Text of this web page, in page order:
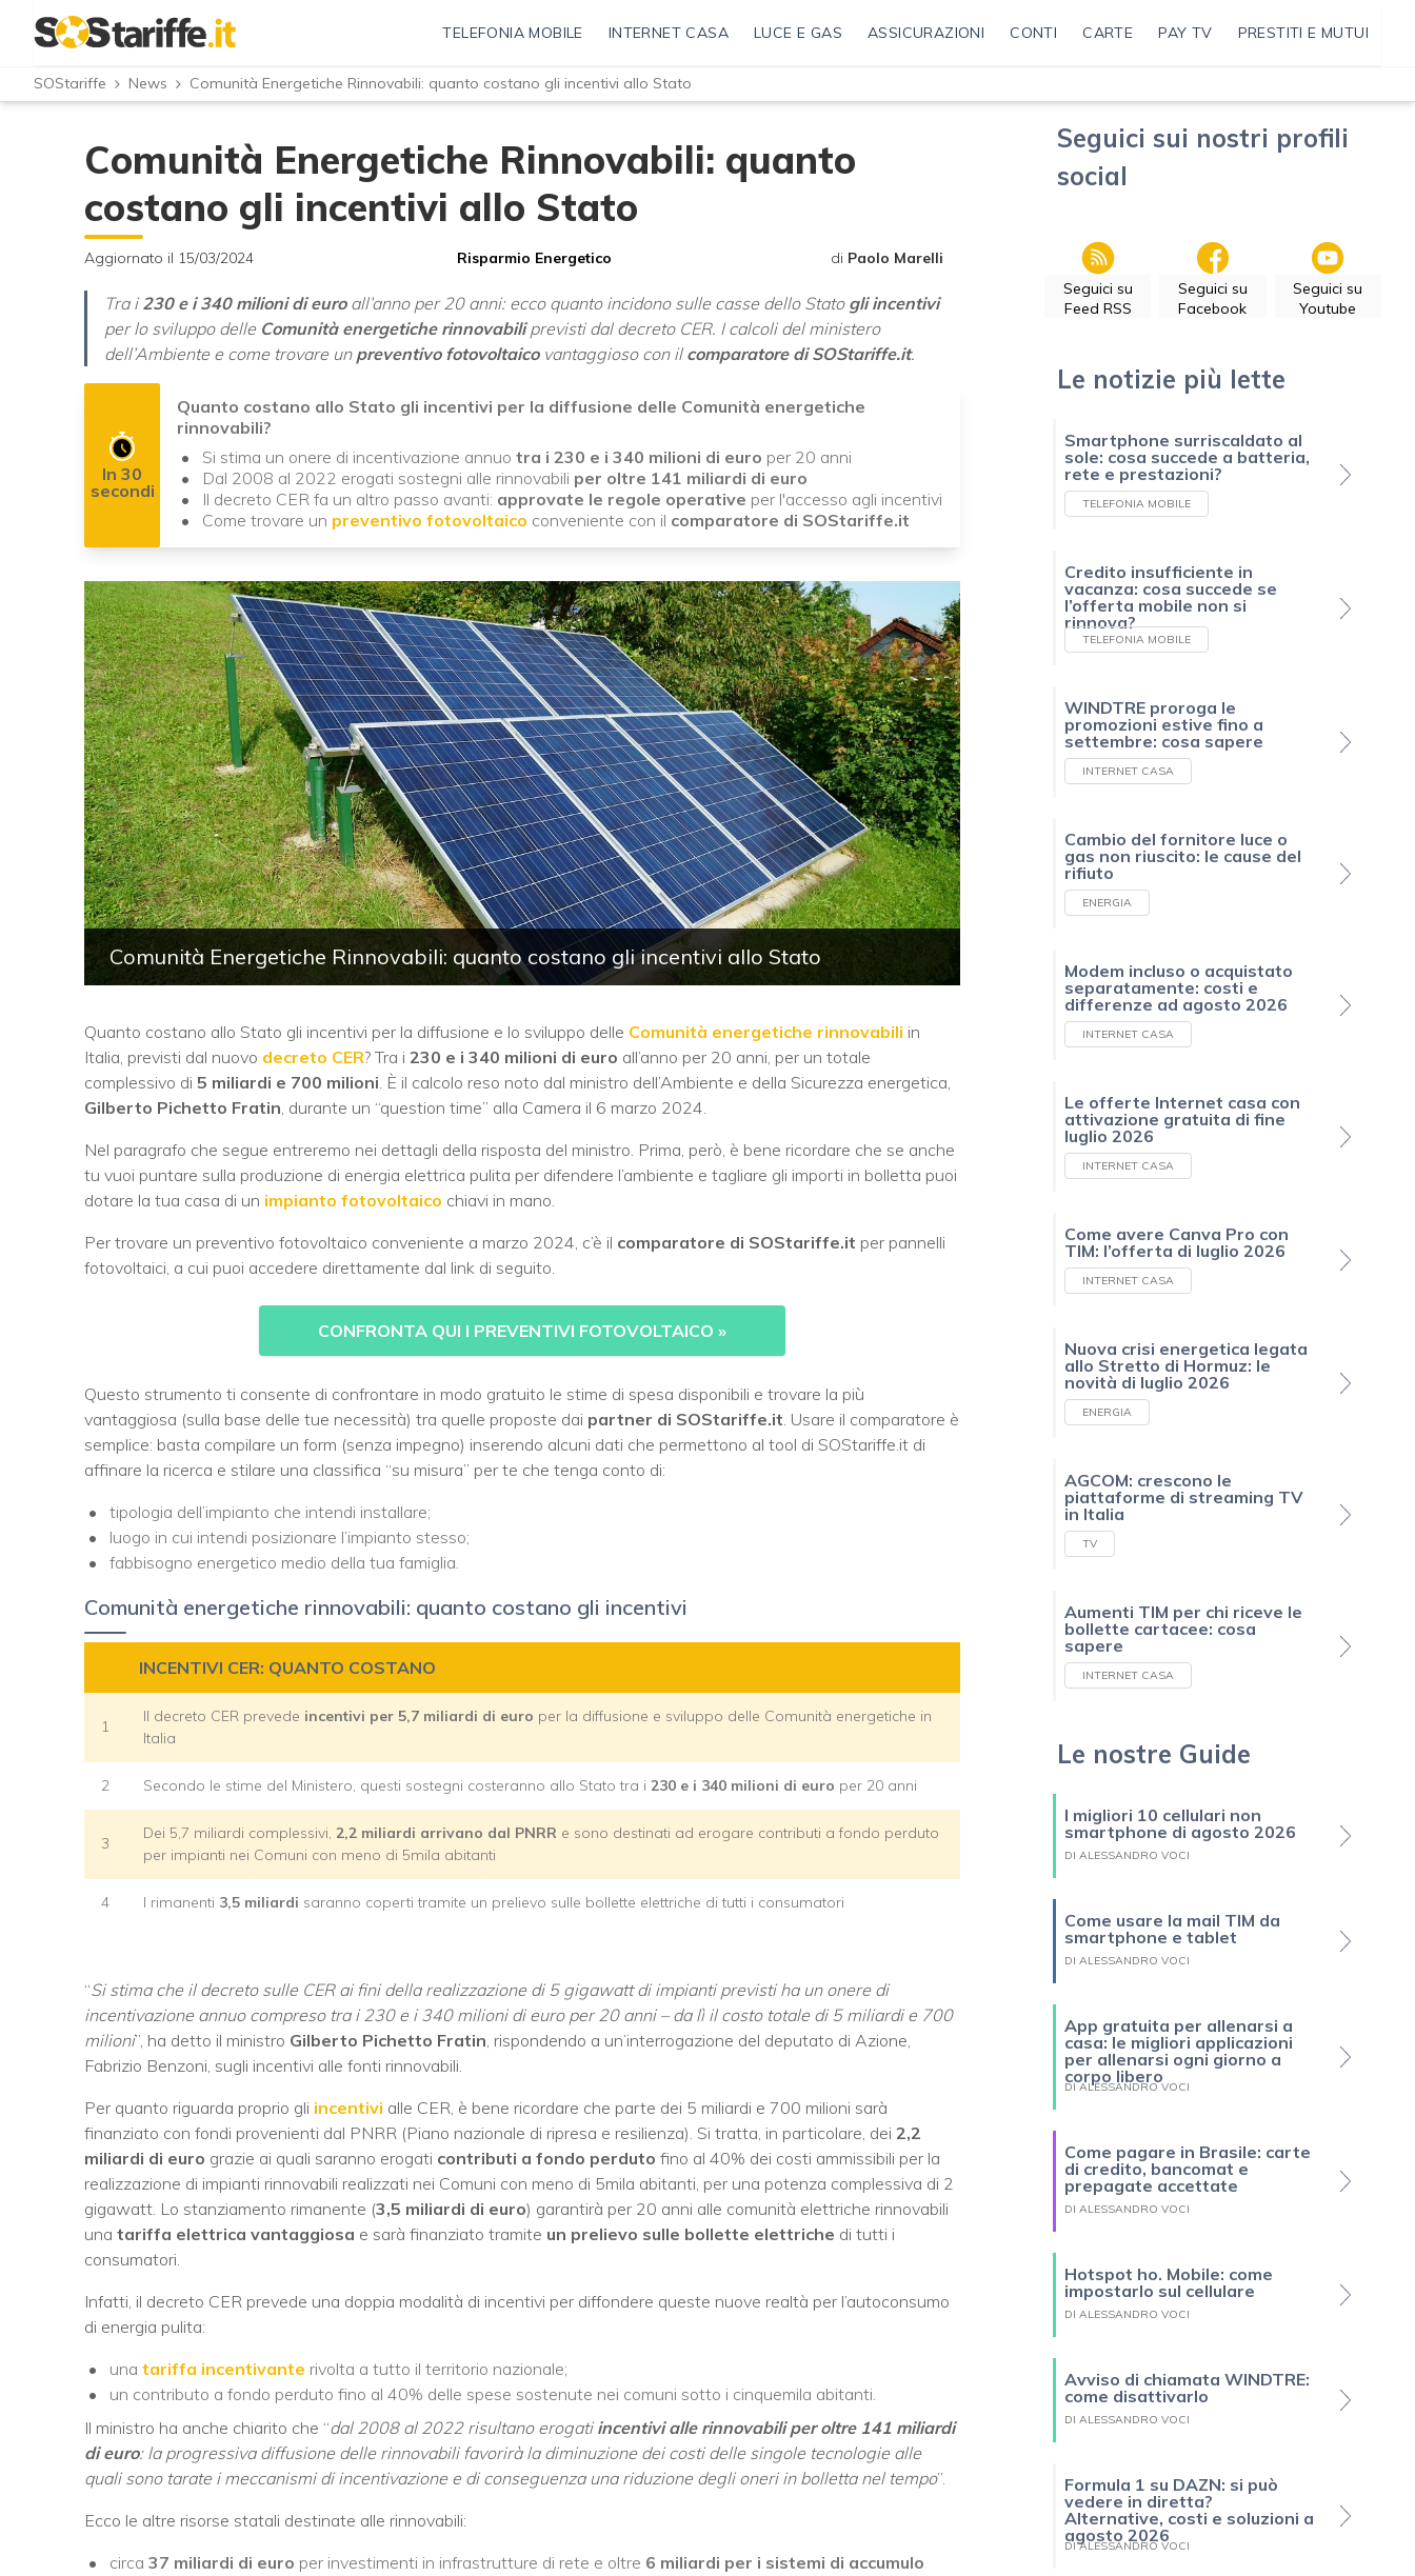
TELEFONIA MOBILE INTERNET CASA LUCE E GAS ASSICURAZIONI CONTI CARTE PAY TV PRESTITI E MUTUI
SOStariffe News Comunità Energetiche Rinnovabili: quanto costano gli incentivi allo Stato
Comunità Energetiche Rinnovabili: quanto
costano gli incentivi allo Stato
Aggiornato il 15/03/2024 Risparmio Energetico di Paolo Marelli
Tra i 230 e i 340 milioni di euroall’anno per 20 anni: ecco quanto incidono sulle casse dello Stato gli incentivi
per lo sviluppo delle Comunità energetiche rinnovabiliprevisti dal decreto CER. I calcoli del ministero
dell’Ambiente e come trovare un preventivo fotovoltaicovantaggioso con il comparatore di SOStariffe.it.
In 30
secondi
Quanto costano allo Stato gli incentivi per la diffusione delle Comunità energetiche
rinnovabili?
Si stima un onere di incentivazione annuo tra i 230 e i 340 milioni di euro per 20 anni
Dal 2008 al 2022 erogati sostegni alle rinnovabili per oltre 141 miliardi di euro
Il decreto CER fa un altro passo avanti: approvate le regole operative per l'accesso agli incentivi
Come trovare un preventivo fotovoltaico conveniente con il comparatore di SOStariffe.it
Comunità Energetiche Rinnovabili: quanto costano gli incentivi allo Stato
Quanto costano allo Stato gli incentivi per la diffusione e lo sviluppo delle Comunità energetiche rinnovabili in
Italia, previsti dal nuovo decreto CER? Tra i 230 e i 340 milioni di euro all’anno per 20 anni, per un totale
complessivo di 5 miliardi e 700 milioni. È il calcolo reso noto dal ministro dell’Ambiente e della Sicurezza energetica,
Gilberto Pichetto Fratin, durante un “question time” alla Camera il 6 marzo 2024.
Nel paragrafo che segue entreremo nei dettagli della risposta del ministro. Prima, però, è bene ricordare che se anche
tu vuoi puntare sulla produzione di energia elettrica pulita per difendere l’ambiente e tagliare gli importi in bolletta puoi
dotare la tua casa di un impianto fotovoltaico chiavi in mano.
Per trovare un preventivo fotovoltaico conveniente a marzo 2024, c’è il comparatore di SOStariffe.it per pannelli
fotovoltaici, a cui puoi accedere direttamente dal link di seguito.
CONFRONTA QUI I PREVENTIVI FOTOVOLTAICO »
Questo strumento ti consente di confrontare in modo gratuito le stime di spesa disponibili e trovare la più
vantaggiosa (sulla base delle tue necessità) tra quelle proposte dai partner di SOStariffe.it. Usare il comparatore è
semplice: basta compilare un form (senza impegno) inserendo alcuni dati che permettono al tool di SOStariffe.it di
affinare la ricerca e stilare una classifica “su misura” per te che tenga conto di:
tipologia dell’impianto che intendi installare;
luogo in cui intendi posizionare l’impianto stesso;
fabbisogno energetico medio della tua famiglia.
Comunità energetiche rinnovabili: quanto costano gli incentivi
INCENTIVI CER: QUANTO COSTANO
1
Il decreto CER prevede incentivi per 5,7 miliardi di euro per la diffusione e sviluppo delle Comunità energetiche in
Italia
2 Secondo le stime del Ministero, questi sostegni costeranno allo Stato tra i 230 e i 340 milioni di euro per 20 anni
3
Dei 5,7 miliardi complessivi, 2,2 miliardi arrivano dal PNRR e sono destinati ad erogare contributi a fondo perduto
per impianti nei Comuni con meno di 5mila abitanti
4 I rimanenti 3,5 miliardi saranno coperti tramite un prelievo sulle bollette elettriche di tutti i consumatori
“Si stima che il decreto sulle CER ai fini della realizzazione di 5 gigawatt di impianti previsti ha un onere di
incentivazione annuo compreso tra i 230 e i 340 milioni di euro per 20 anni – da lì il costo totale di 5 miliardi e 700
milioni”, ha detto il ministro Gilberto Pichetto Fratin, rispondendo a un’interrogazione del deputato di Azione,
Fabrizio Benzoni, sugli incentivi alle fonti rinnovabili.
Per quanto riguarda proprio gli incentivi alle CER, è bene ricordare che parte dei 5 miliardi e 700 milioni sarà
finanziato con fondi provenienti dal PNRR (Piano nazionale di ripresa e resilienza). Si tratta, in particolare, dei 2,2
miliardi di euro grazie ai quali saranno erogati contributi a fondo perduto fino al 40% dei costi ammissibili per la
realizzazione di impianti rinnovabili realizzati nei Comuni con meno di 5mila abitanti, per una potenza complessiva di 2
gigawatt. Lo stanziamento rimanente (3,5 miliardi di euro) garantirà per 20 anni alle comunità elettriche rinnovabili
una tariffa elettrica vantaggiosa e sarà finanziato tramite un prelievo sulle bollette elettriche di tutti i
consumatori.
Infatti, il decreto CER prevede una doppia modalità di incentivi per diffondere queste nuove realtà per l’autoconsumo
di energia pulita:
una tariffa incentivante rivolta a tutto il territorio nazionale;
un contributo a fondo perduto fino al 40% delle spese sostenute nei comuni sotto i cinquemila abitanti.
Il ministro ha anche chiarito che “dal 2008 al 2022 risultano erogati incentivi alle rinnovabili per oltre 141 miliardi
di euro: la progressiva diffusione delle rinnovabili favorirà la diminuzione dei costi delle singole tecnologie alle
quali sono tarate i meccanismi di incentivazione e di conseguenza una riduzione degli oneri in bolletta nel tempo”.
Ecco le altre risorse statali destinate alle rinnovabili:
circa 37 miliardi di euro per investimenti in infrastrutture di rete e oltre 6 miliardi per i sistemi di accumulo
Seguici sui nostri profili
social
Seguici su
Feed RSS
Seguici su
Facebook
Seguici su
Youtube
Le notizie più lette
Smartphone surriscaldato al
sole: cosa succede a batteria,
rete e prestazioni?
TELEFONIA MOBILE
Credito insufficiente in
vacanza: cosa succede se
l’offerta mobile non si
rinnova?
TELEFONIA MOBILE
WINDTRE proroga le
promozioni estive fino a
settembre: cosa sapere
INTERNET CASA
Cambio del fornitore luce o
gas non riuscito: le cause del
rifiuto
ENERGIA
Modem incluso o acquistato
separatamente: costi e
differenze ad agosto 2026
INTERNET CASA
Le offerte Internet casa con
attivazione gratuita di fine
luglio 2026
INTERNET CASA
Come avere Canva Pro con
TIM: l’offerta di luglio 2026
INTERNET CASA
Nuova crisi energetica legata
allo Stretto di Hormuz: le
novità di luglio 2026
ENERGIA
AGCOM: crescono le
piattaforme di streaming TV
in Italia
TV
Aumenti TIM per chi riceve le
bollette cartacee: cosa
sapere
INTERNET CASA
Le nostre Guide
I migliori 10 cellulari non
smartphone di agosto 2026
DI ALESSANDRO VOCI
Come usare la mail TIM da
smartphone e tablet
DI ALESSANDRO VOCI
App gratuita per allenarsi a
casa: le migliori applicazioni
per allenarsi ogni giorno a
corpo libero
DI ALESSANDRO VOCI
Come pagare in Brasile: carte
di credito, bancomat e
prepagate accettate
DI ALESSANDRO VOCI
Hotspot ho. Mobile: come
impostarlo sul cellulare
DI ALESSANDRO VOCI
Avviso di chiamata WINDTRE:
come disattivarlo
DI ALESSANDRO VOCI
Formula 1 su DAZN: si può
vedere in diretta?
Alternative, costi e soluzioni a
agosto 2026
DI ALESSANDRO VOCI